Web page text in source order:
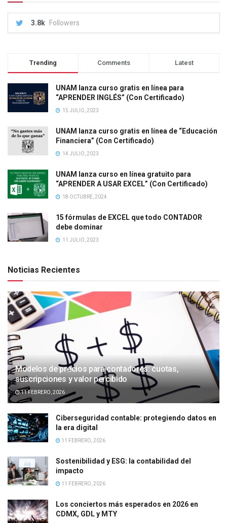
3.8k Followers
Trending Comments Latest
UNAM lanza curso gratis en línea para
“APRENDER INGLÉS” (Con Certificado)
15 JULIO, 2023
UNAM lanza curso gratis en línea de “Educación
Financiera” (Con Certificado)
14 JULIO, 2023
UNAM lanza curso en línea gratuito para
“APRENDER A USAR EXCEL” (Con Certificado)
18 OCTUBRE, 2024
15 fórmulas de EXCEL que todo CONTADOR
debe dominar
11 JULIO, 2023
Noticias Recientes
Modelos de precios para contadores: cuotas,
suscripciones y valor percibido
11 FEBRERO, 2026
Ciberseguridad contable: protegiendo datos en
la era digital
11 FEBRERO, 2026
Sostenibilidad y ESG: la contabilidad del
impacto
11 FEBRERO, 2026
Los conciertos más esperados en 2026 en
CDMX, GDL y MTY